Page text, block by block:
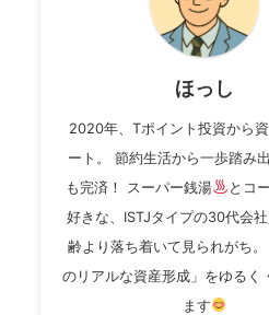
ほっし
2020年、Tポイント投資から
ート。 節約生活から一歩踏み
も完済！ スーパー銭湯
とコ
好きな、ISTJタイプの30代会
齢より落ち着いて見られがち
のリアルな資産形成」をゆるく
ます